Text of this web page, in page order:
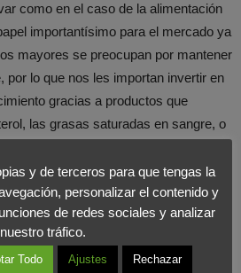
como en el caso de la alimentación
importantísimo para el mercado ya
mayores se preocupan por mantener
por lo que nos les importan invertir en
gracias a productos que
las grasas saturadas en sangre, o
son los principales destinatarios
de productos y servicios de
estas mismas empresas deben ser
también sus servicios y productos
y de terceros para que tengas la
personalizar el contenido y
de redes sociales y analizar
nuestro tráfico.
Todo Ajustes Rechazar